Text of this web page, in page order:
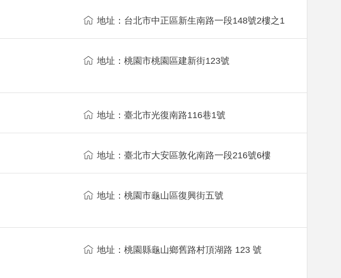
地址：台北市中正區新生南路一段148號2樓之1
地址：桃園市桃園區建新街123號
地址：臺北市光復南路116巷1號
地址：臺北市大安區敦化南路一段216號6樓
地址：桃園市龜山區復興街五號
地址：桃園縣龜山鄉舊路村頂湖路 123 號